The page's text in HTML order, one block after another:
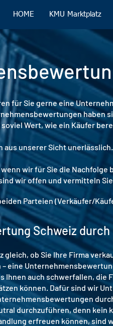
HOME KMU Marktplatz
für Sie gerne eine
haben
Wert, wie ein Käufer
aus unserer Sicht
wir für Sie die
wir offen und vermitteln
Parteien (Verkäufer/
Schweiz
gleich, ob Sie Ihre Firma
eine
Ihnen auch schwerfallen, die
können. Dafür sind wir
durchzuführen, denn kein
erfreuen können, sind